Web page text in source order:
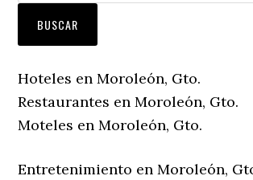
Hoteles en Moroleón, Gto.
Restaurantes en Moroleón, Gto.
Moteles en Moroleón, Gto.
Entretenimiento en Moroleón,